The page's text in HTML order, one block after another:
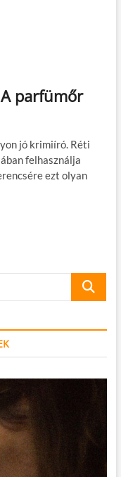
parfümőr
jó krimiíró. Réti
felhasználja
ezt olyan
keresés